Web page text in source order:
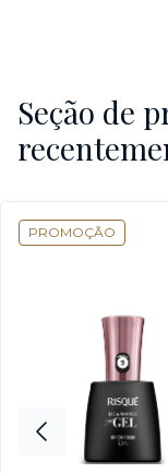
Seção de
PROMOÇÃO